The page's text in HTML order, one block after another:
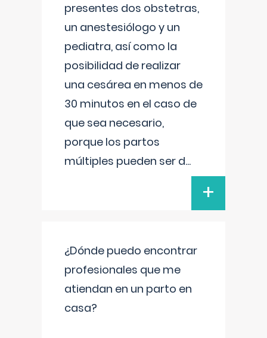
presentes dos obstetras,
un anestesiólogo y un
pediatra, así como la
posibilidad de realizar
una cesárea en menos de
30 minutos en el caso de
que sea necesario,
porque los partos
múltiples pueden ser d...
+
¿Dónde puedo encontrar
profesionales que me
atiendan en un parto en
casa?